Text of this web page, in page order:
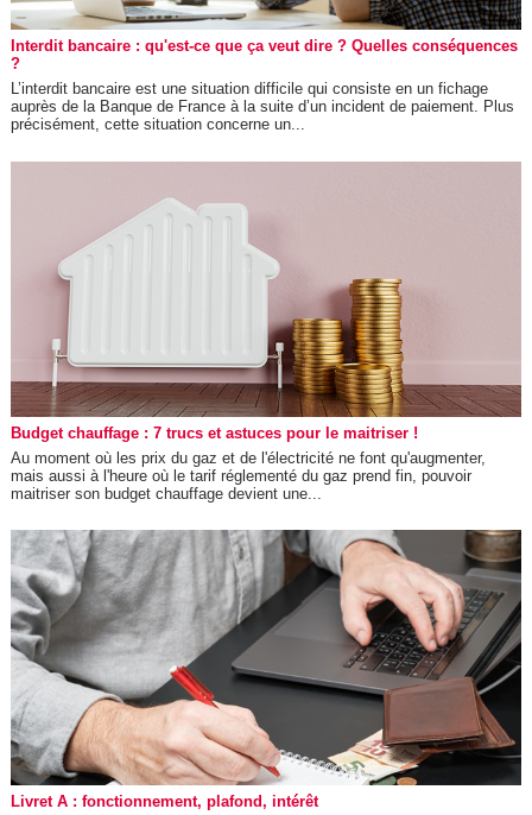
Interdit bancaire : qu'est-ce que ça veut dire ? Quelles conséquences
?
L’interdit bancaire est une situation difficile qui consiste en un fichage
auprès de la Banque de France à la suite d’un incident de paiement. Plus
précisément, cette situation concerne un...
Budget chauffage : 7 trucs et astuces pour le maitriser !
Au moment où les prix du gaz et de l'électricité ne font qu'augmenter,
mais aussi à l'heure où le tarif réglementé du gaz prend fin, pouvoir
maitriser son budget chauffage devient une...
Livret A : fonctionnement, plafond, intérêt